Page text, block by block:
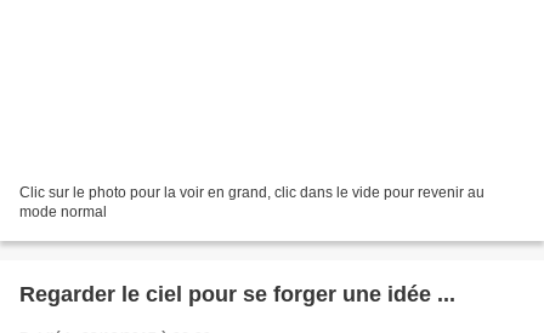
Clic sur le photo pour la voir en grand, clic dans le vide pour revenir au
mode normal
Regarder le ciel pour se forger une idée ...